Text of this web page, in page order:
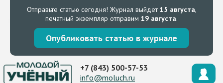
Отправьте статью сегодня! Журнал выйдет15 августа,
печатный экземпляр отправим 19 августа.
Опубликовать статью в журнале
+7 (843) 500-57-53
info@moluch.ru